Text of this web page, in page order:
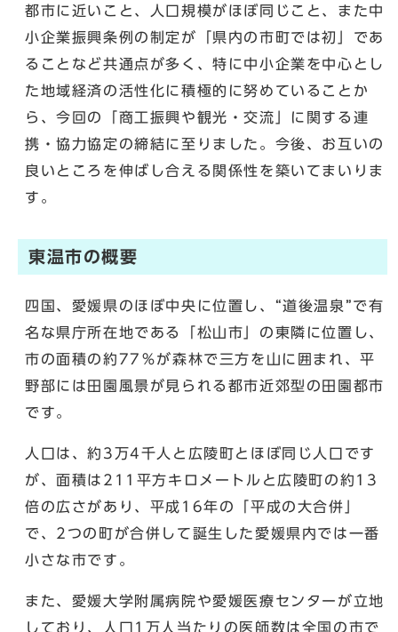
都市に近いこと、人口規模がほぼ同じこと、また中
小企業振興条例の制定が「県内の市町では初」であ
ることなど共通点が多く、特に中小企業を中心とし
た地域経済の活性化に積極的に努めていることか
ら、今回の「商工振興や観光・交流」に関する連
携・協力協定の締結に至りました。今後、お互いの
良いところを伸ばし合える関係性を築いてまいりま
す。
東温市の概要
四国、愛媛県のほぼ中央に位置し、“道後温泉”で有
名な県庁所在地である「松山市」の東隣に位置し、
市の面積の約77％が森林で三方を山に囲まれ、平
野部には田園風景が見られる都市近郊型の田園都市
です。
人口は、約3万4千人と広陵町とほぼ同じ人口です
が、面積は211平方キロメートルと広陵町の約13
倍の広さがあり、平成16年の「平成の大合併」
で、2つの町が合併して誕生した愛媛県内では一番
小さな市です。
また、愛媛大学附属病院や愛媛医療センターが立地
しており、人口1万人当たりの医師数は全国の市で